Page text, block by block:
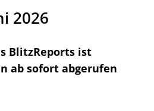
2026
BlitzReports ist
ab sofort abgerufen